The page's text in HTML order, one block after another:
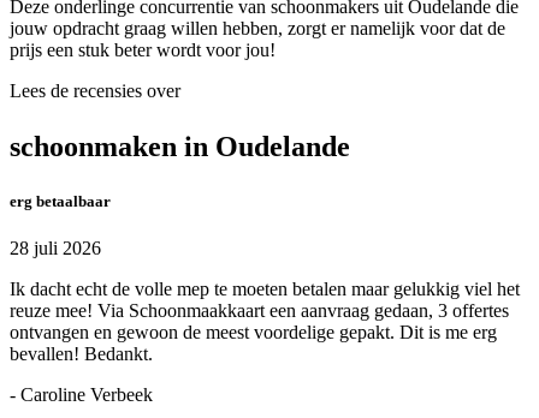
Deze onderlinge concurrentie van schoonmakers uit Oudelande die
jouw opdracht graag willen hebben, zorgt er namelijk voor dat de
prijs een stuk beter wordt voor jou!
Lees de recensies over
schoonmaken in Oudelande
erg betaalbaar
28 juli 2026
Ik dacht echt de volle mep te moeten betalen maar gelukkig viel het
reuze mee! Via Schoonmaakkaart een aanvraag gedaan, 3 offertes
ontvangen en gewoon de meest voordelige gepakt. Dit is me erg
bevallen! Bedankt.
- Caroline Verbeek